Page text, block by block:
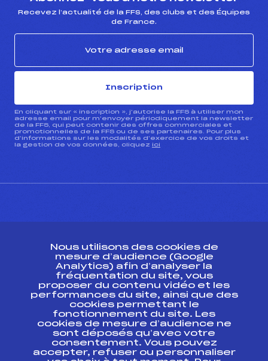
Recevez l’actualité de la FFS, des clubs et des Équipes
de France.
Inscription
En cliquant sur « inscription », j’autorise la FFS à utiliser mon
adresse email pour m’envoyer périodiquement la newsletter
de la FFS, qui peut contenir des offres commerciales et
promotionnelles de la FFS ou de ses partenaires. Pour plus
d’informations sur les modalités d’exercice de vos droits et
la gestion de vos données, cliquez ici
ESPACE PRESSE
Ressources
Pass’Neige
Projet sportif fédéral
Projet de performance fédéral
Antidopage
Pôle Développement, Formation, Suivi
Scientifique
Nous utilisons des cookies de
mesure d’audience (Google
Analytics) afin d’analyser la
fréquentation du site, vous
proposer du contenu vidéo et les
performances du site, ainsi que des
cookies permettant le
fonctionnement du site. Les
cookies de mesure d’audience ne
sont déposés qu’avec votre
consentement. Vous pouvez
accepter, refuser ou personnaliser